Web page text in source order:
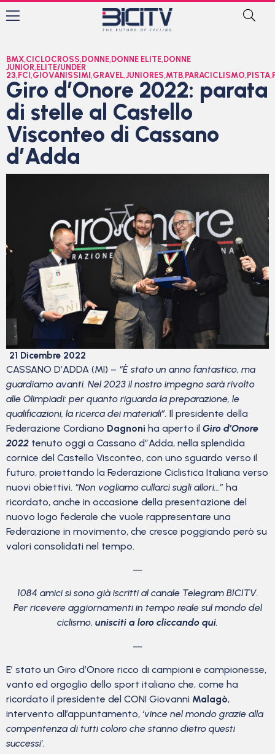
BMX,CICLOCROSS, DONNE, DONNE ELITE, DONNE
JUNIOR, ELITE/UNDER
23, FCI ,GIOVANISSIMI ,GRAVEL,JUNIORES,MTB, PARACICLISMO, PISTA,
Giro d’Onore 2022: parata
di stelle al Castello
Visconteo di Cassano
d’Adda
21 Dicembre 2022
CASSANO D’ADDA (MI) – “È stato un anno fantastico, ma
guardiamo avanti. Nel 2023 il nostro impegno sarà rivolto
alle Olimpiadi: per quanto riguarda la preparazione, le
qualificazioni, la ricerca dei materiali”. Il presidente della
Federazione Cordiano Dagnoni ha aperto il Giro d’Onore
2022 tenuto oggi a Cassano d”Adda, nella splendida
cornice del Castello Visconteo, con uno sguardo verso il
futuro, proiettando la Federazione Ciclistica Italiana verso
nuovi obiettivi. “Non vogliamo cullarci sugli allori…” ha
ricordato, anche in occasione della presentazione del
nuovo logo federale che vuole rappresentare una
Federazione in movimento, che cresce poggiando però su
valori consolidati nel tempo.
—
1084 amici si sono già iscritti al canale Telegram BICITV.
Per ricevere aggiornamenti in tempo reale sul mondo del
ciclismo, unisciti a loro cliccando qui.
—
E’ stato un Giro d’Onore ricco di campioni e campionesse,
vanto ed orgoglio dello sport italiano che, come ha
ricordato il presidente del CONI Giovanni Malagò,
intervento all’appuntamento, ‘vince nel mondo grazie alla
compentenza di tutti coloro che stanno dietro questi
successi’.